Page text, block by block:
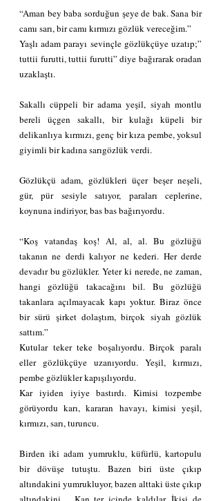
“Aman bey baba sorduğun şeye de bak. Sana bir
camı sarı, bir camı kırmızı gözlük vereceğim.”
Yaşlı adam parayı sevinçle gözlükçüye uzatıp;”
tuttii furutti, tuttii furutti” diye bağırarak oradan
uzaklaştı.
Sakallı cüppeli bir adama yeşil, siyah montlu
bereli üçgen sakallı, bir kulağı küpeli bir
delikanlıya kırmızı, genç bir kıza pembe, yoksul
giyimli bir kadına sarıgözlük verdi.
Gözlükçü adam, gözlükleri üçer beşer neşeli,
gür, pür sesiyle satıyor, paraları ceplerine,
koynuna indiriyor, bas bas bağırıyordu.
“Koş vatandaş koş! Al, al, al. Bu gözlüğü
takanın ne derdi kalıyor ne kederi. Her derde
devadır bu gözlükler. Yeter ki nerede, ne zaman,
hangi gözlüğü takacağını bil. Bu gözlüğü
takanlara açılmayacak kapı yoktur. Biraz önce
bir sürü şirket dolaştım, birçok siyah gözlük
sattım.”
Kutular teker teke boşalıyordu. Birçok paralı
eller gözlükçüye uzanıyordu. Yeşil, kırmızı,
pembe gözlükler kapışılıyordu.
Kar iyiden iyiye bastırdı. Kimisi tozpembe
görüyordu karı, kararan havayı, kimisi yeşil,
kırmızı, sarı, turuncu.
Birden iki adam yumruklu, küfürlü, kartopulu
bir dövüşe tutuştu. Bazen biri üste çıkıp
altındakini yumrukluyor, bazen alttaki üste çıkıp